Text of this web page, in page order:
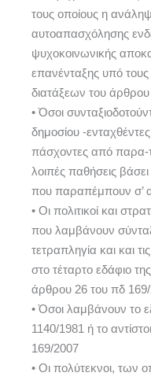
τους οποίους η
αυτοαπασχόλησης
ψυχοκοινωνικής
επανένταξης υπό τους
διατάξεων του
• Όσοι
δημοσίου -
πάσχοντες από παρα-
λοιπές παθήσεις
που παραπέμπουν σ’
• Οι πολιτικοί και
που λαμβάνουν
τετραπληγία και και
στο τέταρτο εδάφιο
άρθρου 26 του πδ
• Όσοι λαμβάνουν το
1140/1981 ή το
169/2007
• Οι πολύτεκνοι, των